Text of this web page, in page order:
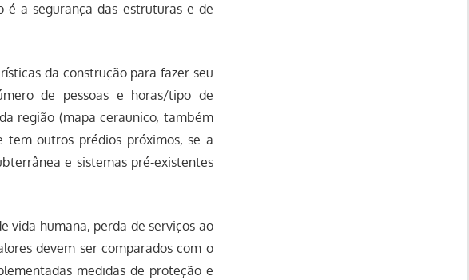
é a segurança das estruturas e de
da construção para fazer seu
de pessoas e horas/tipo de
região (mapa ceraunico, também
tem outros prédios próximos, se a
e sistemas pré-existentes
vida humana, perda de serviços ao
devem ser comparados com o
medidas de proteção e